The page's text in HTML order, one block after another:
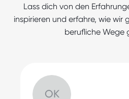
technischen Berufen an.
Teilzeitjobs, die zu Deinen
passen, warten auf Dich.
wird ständig aktualisiert,
voranzutreiben.
Lass dich von den
inspirieren und erfahre, wie wir
berufliche Wege
OK